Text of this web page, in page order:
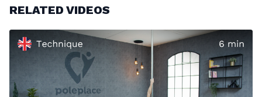
00:00Introduction
00:33
RELATED VIDEOS